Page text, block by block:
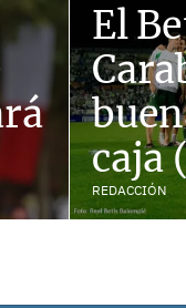
El
caja
REDACCIÓN